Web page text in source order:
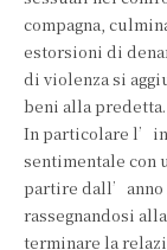
compagna,
estorsioni di
di violenza si
beni alla predetta.
In particolare
sentimentale con
partire dall’anno
rassegnandosi
terminare la